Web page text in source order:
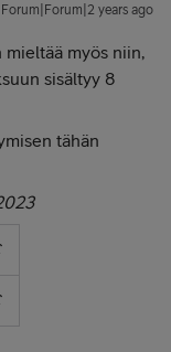
Forum|Forum|2 years ago
myös niin,
sisältyy 8
tähän